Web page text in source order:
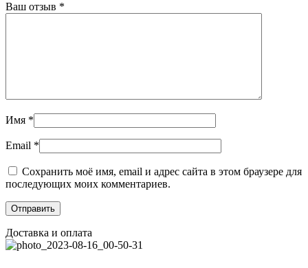
Ваш отзыв *
Имя *
Email *
Сохранить моё имя, email и адрес сайта в этом браузере для
последующих моих комментариев.
Доставка и оплата